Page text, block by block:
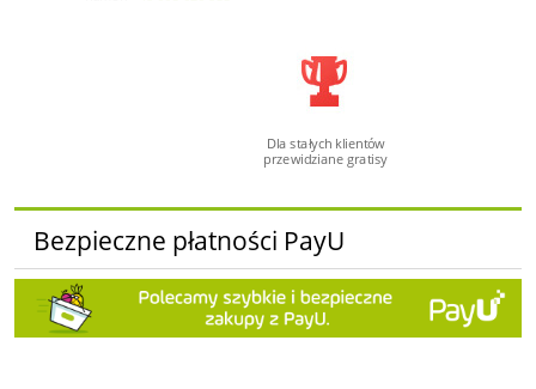
Dla stałych klientów
przewidziane gratisy
Bezpieczne płatności PayU